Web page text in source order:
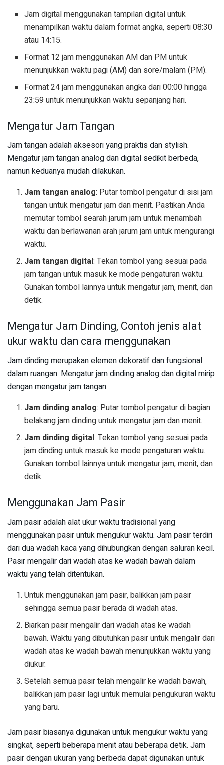
Jam digital menggunakan tampilan digital untuk
menampilkan waktu dalam format angka, seperti 08:30
atau 14:15.
Format 12 jam menggunakan AM dan PM untuk
menunjukkan waktu pagi (AM) dan sore/malam (PM).
Format 24 jam menggunakan angka dari 00:00 hingga
23:59 untuk menunjukkan waktu sepanjang hari.
Mengatur Jam Tangan
Jam tangan adalah aksesori yang praktis dan stylish.
Mengatur jam tangan analog dan digital sedikit berbeda,
namun keduanya mudah dilakukan.
Jam tangan analog: Putar tombol pengatur di sisi jam
tangan untuk mengatur jam dan menit. Pastikan Anda
memutar tombol searah jarum jam untuk menambah
waktu dan berlawanan arah jarum jam untuk mengurangi
waktu.
Jam tangan digital: Tekan tombol yang sesuai pada
jam tangan untuk masuk ke mode pengaturan waktu.
Gunakan tombol lainnya untuk mengatur jam, menit, dan
detik.
Mengatur Jam Dinding, Contoh jenis alat
ukur waktu dan cara menggunakan
Jam dinding merupakan elemen dekoratif dan fungsional
dalam ruangan. Mengatur jam dinding analog dan digital mirip
dengan mengatur jam tangan.
Jam dinding analog: Putar tombol pengatur di bagian
belakang jam dinding untuk mengatur jam dan menit.
Jam dinding digital: Tekan tombol yang sesuai pada
jam dinding untuk masuk ke mode pengaturan waktu.
Gunakan tombol lainnya untuk mengatur jam, menit, dan
detik.
Menggunakan Jam Pasir
Jam pasir adalah alat ukur waktu tradisional yang
menggunakan pasir untuk mengukur waktu. Jam pasir terdiri
dari dua wadah kaca yang dihubungkan dengan saluran kecil.
Pasir mengalir dari wadah atas ke wadah bawah dalam
waktu yang telah ditentukan.
Untuk menggunakan jam pasir, balikkan jam pasir
sehingga semua pasir berada di wadah atas.
Biarkan pasir mengalir dari wadah atas ke wadah
bawah. Waktu yang dibutuhkan pasir untuk mengalir dari
wadah atas ke wadah bawah menunjukkan waktu yang
diukur.
Setelah semua pasir telah mengalir ke wadah bawah,
balikkan jam pasir lagi untuk memulai pengukuran waktu
yang baru.
Jam pasir biasanya digunakan untuk mengukur waktu yang
singkat, seperti beberapa menit atau beberapa detik. Jam
pasir dengan ukuran yang berbeda dapat digunakan untuk